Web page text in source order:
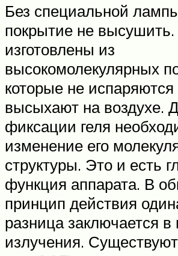
Без специальной
покрытие не высушить.
изготовлены из
высокомолекулярных
которые не
высыхают на воздухе.
фиксации геля
изменение его
структуры. Это и есть
функция аппарата. В
принцип действия
разница заключается в
излучения.